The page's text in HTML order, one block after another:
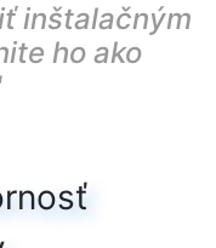
inštalačným
ho ako